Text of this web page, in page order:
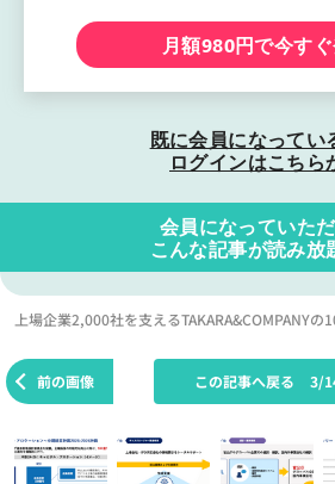
月額980円で今す
既に会員になってい
ログインはこちら
会員になっていた
こんな記事が読み放
上場企業2,000社を支えるTAKARA&COMPANYの
前の画像 この記事へ戻る 3/